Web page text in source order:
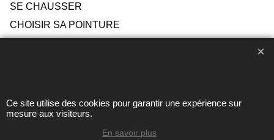
SE CHAUSSER
CHOISIR SA POINTURE
Toute reproduction de textes, photos ou autres éléments des
peine de poursuites
Ce site utilise des cookies pour garantir une expérience sur
mesure aux visiteurs.
En savoir plus